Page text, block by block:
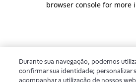
browser console for more
Durante sua navegação, podemos
confirmar sua identidade; personalizar
acompanhar a utilização de nossos